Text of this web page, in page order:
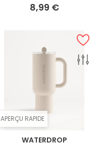
8,99 €Prix
APERÇU RAPIDE
WATERDROP